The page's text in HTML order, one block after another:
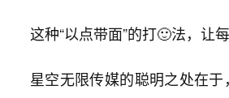
这种“以点带面”的打🙂法，让
星空无限传媒的聪明之处在